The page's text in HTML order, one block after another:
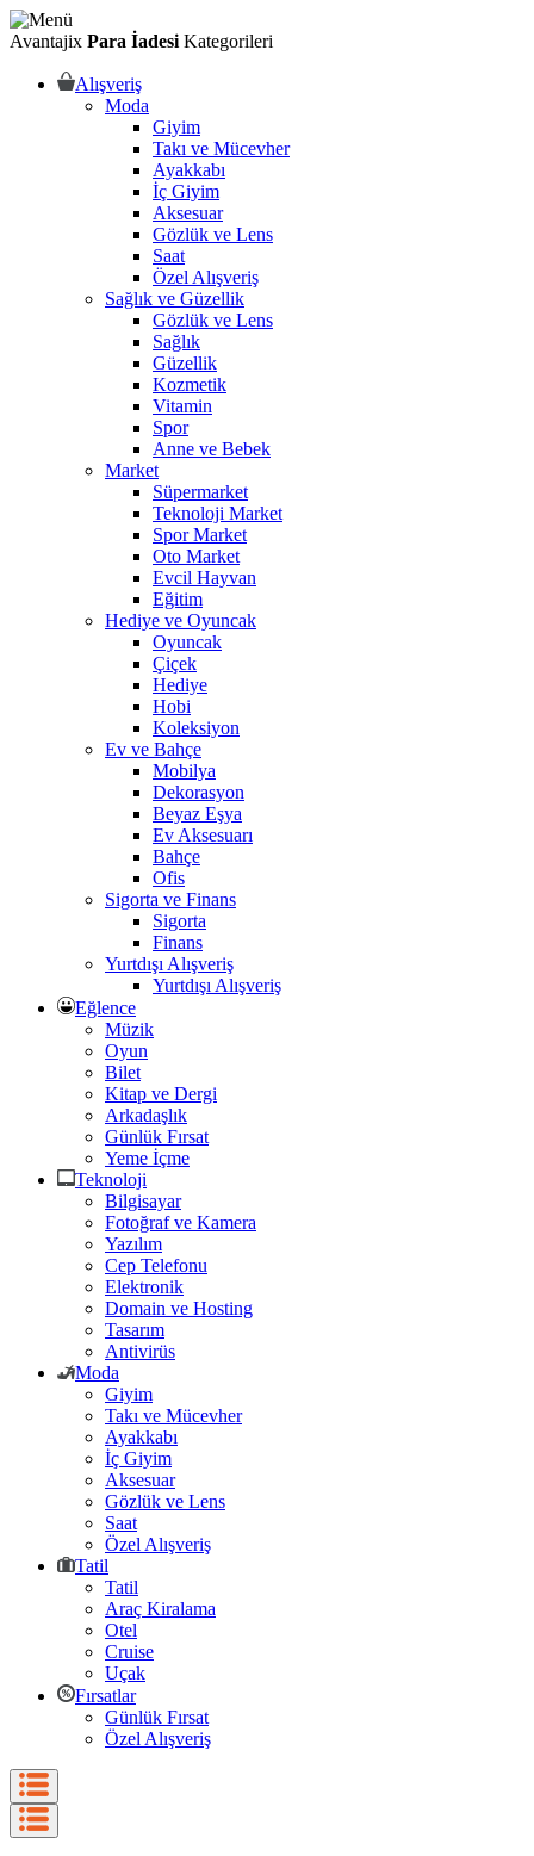
Avantajix Para İadesi Kategorileri
Alışveriş
Moda
Giyim
Takı ve Mücevher
Ayakkabı
İç Giyim
Aksesuar
Gözlük ve Lens
Saat
Özel Alışveriş
Sağlık ve Güzellik
Gözlük ve Lens
Sağlık
Güzellik
Kozmetik
Vitamin
Spor
Anne ve Bebek
Market
Süpermarket
Teknoloji Market
Spor Market
Oto Market
Evcil Hayvan
Eğitim
Hediye ve Oyuncak
Oyuncak
Çiçek
Hediye
Hobi
Koleksiyon
Ev ve Bahçe
Mobilya
Dekorasyon
Beyaz Eşya
Ev Aksesuarı
Bahçe
Ofis
Sigorta ve Finans
Sigorta
Finans
Yurtdışı Alışveriş
Yurtdışı Alışveriş
Eğlence
Müzik
Oyun
Bilet
Kitap ve Dergi
Arkadaşlık
Günlük Fırsat
Yeme İçme
Teknoloji
Bilgisayar
Fotoğraf ve Kamera
Yazılım
Cep Telefonu
Elektronik
Domain ve Hosting
Tasarım
Antivirüs
Moda
Giyim
Takı ve Mücevher
Ayakkabı
İç Giyim
Aksesuar
Gözlük ve Lens
Saat
Özel Alışveriş
Tatil
Tatil
Araç Kiralama
Otel
Cruise
Uçak
Fırsatlar
Günlük Fırsat
Özel Alışveriş